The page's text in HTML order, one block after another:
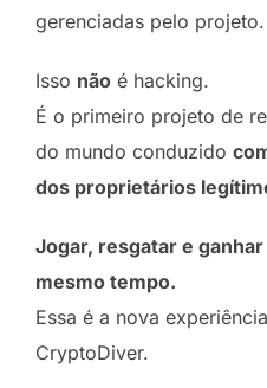
gerenciadas pelo projeto.
Isso não é hacking.
É o primeiro projeto de
do mundo conduzido
dos proprietários
Jogar, resgatar e
mesmo tempo.
Essa é a nova
CryptoDiver.